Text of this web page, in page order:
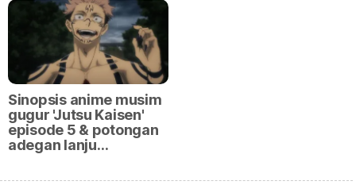
Sinopsis anime musim
gugur 'Jutsu Kaisen'
episode 5 & potongan
adegan lanju…